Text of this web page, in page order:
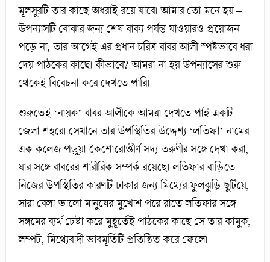
মূলসুরটি তার কাছে অধরাই রয়ে যাবে। আমার তো মনে হয় –
উপন্যাসটি বোঝার জন্য শেষ বাক্য পর্যন্ত যাওয়ারও প্রয়োজন
পড়ে না, তার আগেই এর প্রধান চরিত্র বাবর আলী স্পষ্টভাবে ধরা
দেয় পাঠকের কাছে। কীভাবে? আমরা না হয় উপন্যাসের শুরু
থেকেই বিবেচনা করে দেখতে পারি।
শুরুতেই ‘নায়ক’ বাবর আলীকে আমরা দেখতে পাই একটি
জেলা শহরে। সেখানে তার উপস্থিতির উদ্দেশ্য ‘লতিফা’ নামের
এক কলেজ পড়ুয়া কৈশোরোত্তীর্ণ সদ্য তরুণীর সঙ্গে দেখা করা,
যার সঙ্গে বাবরের শারীরিক সম্পর্ক রয়েছে। লতিফার বাড়িতে
নিজের উপস্থিতির কারণটি ঢাকার জন্য মিথ্যের ফুলঝুড়ি ছুটিয়ে,
সারা বেলা ভালো মানুষের মুখোশ পরে রাতে লতিফার সঙ্গে
সঙ্গমের ব্যর্থ চেষ্টা করে মুহূর্তেই পাঠকের কাছে সে তার কামুক,
লম্পট, মিথ্যেবাদী ভাবমূর্তিটি প্রতিষ্ঠিত করে ফেলে।